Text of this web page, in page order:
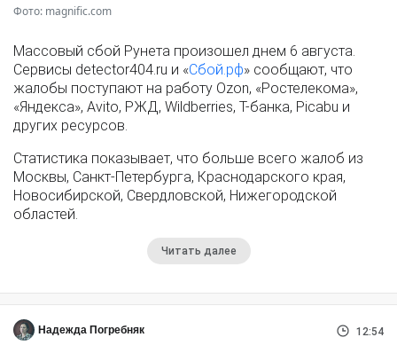
Фото: magnific.com
Массовый сбой Рунета произошел днем 6 августа.
Сервисы detector404.ru и «Сбой.рф» сообщают, что
жалобы поступают на работу Ozon, «Ростелекома»,
«Яндекса», Avito, РЖД, Wildberries, Т-банка, Picabu и
других ресурсов.
Статистика показывает, что больше всего жалоб из
Москвы, Санкт-Петербурга, Краснодарского края,
Новосибирской, Свердловской, Нижегородской
областей.
Читать далее
Надежда Погребняк 12:54